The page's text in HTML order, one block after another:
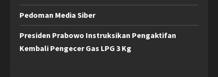
Pedoman Media Siber
Presiden Prabowo Instruksikan Pengaktifan
Kembali Pengecer Gas LPG 3 Kg